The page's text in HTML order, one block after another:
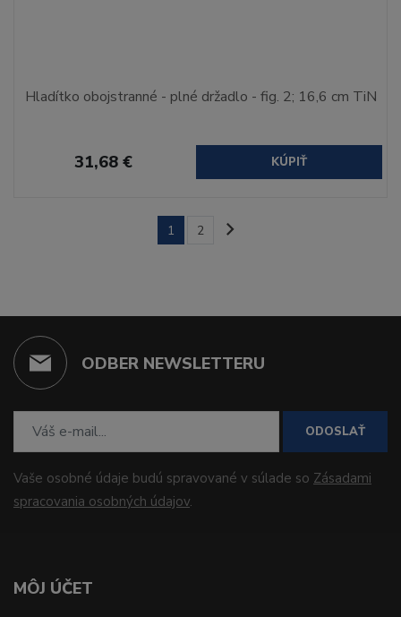
Hladítko obojstranné - plné držadlo - fig. 2; 16,6 cm TiN
31,68 € KÚPIŤ
1 2
ODBER NEWSLETTERU
ODOSLAŤ
Vaše osobné údaje budú spravované v súlade so Zásadami
spracovania osobných údajov.
MÔJ ÚČET